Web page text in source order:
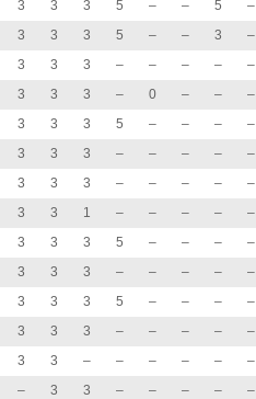
3 3 3 5 – – 5 –
3 3 3 5 – – 3 –
3 3 3 – – – – –
3 3 3 – 0 – – –
3 3 3 5 – – – –
3 3 3 – – – – –
3 3 3 – – – – –
3 3 1 – – – – –
3 3 3 5 – – – –
3 3 3 – – – – –
3 3 3 5 – – – –
3 3 3 – – – – –
3 3 – – – – – –
– 3 3 – – – – –